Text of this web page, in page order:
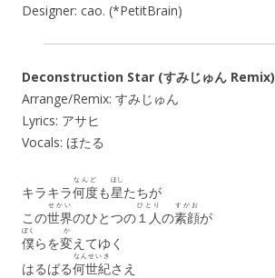
Designer: cao. (*PetitBrain)
Deconstruction Star (すみじゅん Remix)
Arrange/Remix: すみじゅん
Lyrics: アサヒ
Vocals: ほたる
キラキラ何度
なんど
も星
ほし
たちが
この世界
せかい
のひとつの１人
ひとり
の素顔
すがお
が
僕
ぼく
らを変
か
えてゆく
はるばる何世紀
なんせいき
さえ